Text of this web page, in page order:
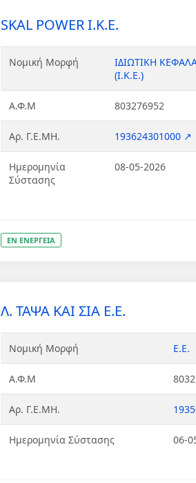
SKAL POWER Ι.Κ.Ε.
Νομική Μορφή
ΙΔΙΩΤΙΚΗ
(Ι.Κ.Ε.)
Α.Φ.Μ 803276952
Αρ. Γ.Ε.ΜΗ. 193624301000 ↗
Ημερομηνία
Σύστασης
08-05-2026
ΕΝ ΕΝΕΡΓΕΙΑ
Λ. ΤΑΨΑ ΚΑΙ ΣΙΑ Ε.Ε.
Νομική Μορφή Ε.Ε.
Α.Φ.Μ
Αρ. Γ.Ε.ΜΗ.
Ημερομηνία Σύστασης 06-